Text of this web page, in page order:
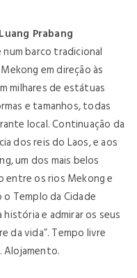
Prabang
barco tradicional
em direção às
milhares de estátuas
e tamanhos, todas
local. Continuação da
dos reis do Laos, e aos
um dos mais belos
entre os rios Mekong e
o Templo da Cidade
e admirar os seus
da vida”. Tempo livre
Alojamento.